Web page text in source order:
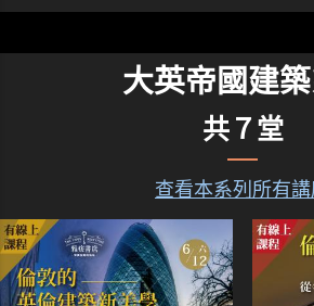
大英帝國建
共７堂
查看本系列所有講